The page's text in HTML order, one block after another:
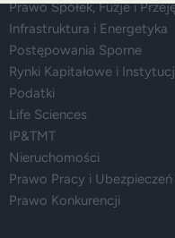
Prawo Spółek, Fuzje i
Infrastruktura i Energetyka
Postępowania Sporne
Rynki Kapitałowe i
Podatki
Life Sciences
IP&TMT
Nieruchomości
Prawo Pracy i Ubezpieczeń
Prawo Konkurencji